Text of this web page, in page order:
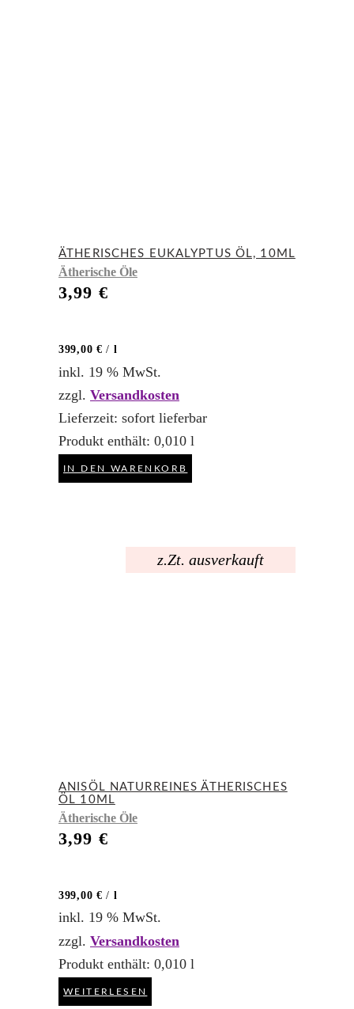
ÄTHERISCHES EUKALYPTUS ÖL, 10ML
Ätherische Öle
3,99 €
399,00 € / l
inkl. 19 % MwSt.
zzgl. Versandkosten
Lieferzeit: sofort lieferbar
Produkt enthält: 0,010 l
IN DEN WARENKORB
z.Zt. ausverkauft
ANISÖL NATURREINES ÄTHERISCHES
ÖL 10ML
Ätherische Öle
3,99 €
399,00 € / l
inkl. 19 % MwSt.
zzgl. Versandkosten
Produkt enthält: 0,010 l
WEITERLESEN